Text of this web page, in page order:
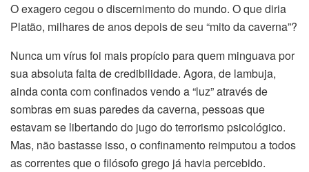
O exagero cegou o discernimento do mundo. O que diria
Platão, milhares de anos depois de seu “mito da caverna”?
Nunca um vírus foi mais propício para quem minguava por
sua absoluta falta de credibilidade. Agora, de lambuja,
ainda conta com confinados vendo a “luz” através de
sombras em suas paredes da caverna, pessoas que
estavam se libertando do jugo do terrorismo psicológico.
Mas, não bastasse isso, o confinamento reimputou a todos
as correntes que o filósofo grego já havia percebido.